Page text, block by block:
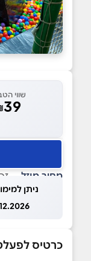
שווי
39
מחיר מוזל — זכאות
ניתן
כרטיס